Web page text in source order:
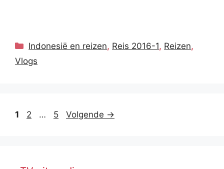
Categorieën
Indonesië en reizen, Reis 2016-1, Reizen,
Vlogs
Pagina
1 Pagina
2 … Pagina
5 Volgende →